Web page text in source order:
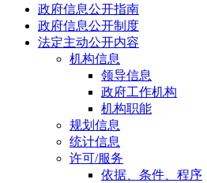
政府信息公开指南
政府信息公开制度
法定主动公开内容
机构信息
领导信息
政府工作机构
机构职能
规划信息
统计信息
许可/服务
依据、条件、程序